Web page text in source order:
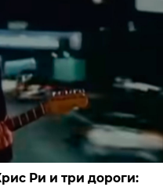
Ри и три дороги: